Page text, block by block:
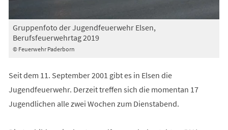
© Feuerwehr Paderborn
Gruppenfoto der Jugendfeuerwehr Elsen,
Berufsfeuerwehrtag 2019
Seit dem 11. September 2001 gibt es in Elsen die
Jugendfeuerwehr. Derzeit treffen sich die momentan 17
Jugendlichen alle zwei Wochen zum Dienstabend.